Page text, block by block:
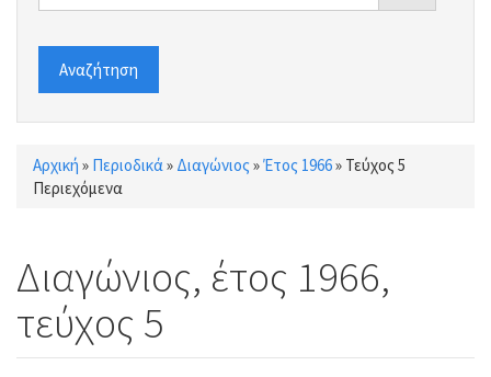
Αναζήτηση
Είστε εδώ
Αρχική » Περιοδικά» Διαγώνιος »Έτος 1966» Τεύχος 5
Περιεχόμενα
Διαγώνιος, έτος 1966,
τεύχος 5